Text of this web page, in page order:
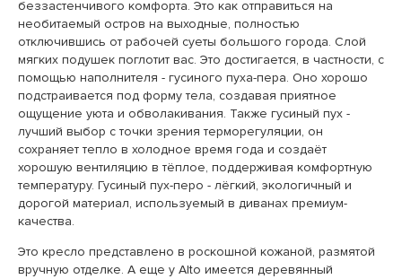
беззастенчивого комфорта. Это как отправиться на
необитаемый остров на выходные, полностью
отключившись от рабочей суеты большого города. Слой
мягких подушек поглотит вас. Это достигается, в частности, с
помощью наполнителя - гусиного пуха-пера. Оно хорошо
подстраивается под форму тела, создавая приятное
ощущение уюта и обволакивания. Также гусиный пух -
лучший выбор с точки зрения терморегуляции, он
сохраняет тепло в холодное время года и создаёт
хорошую вентиляцию в тёплое, поддерживая комфортную
температуру. Гусиный пух-перо - лёгкий, экологичный и
дорогой материал, используемый в диванах премиум-
качества.
Это кресло представлено в роскошной кожаной, размятой
вручную отделке. А еще у Alto имеется деревянный